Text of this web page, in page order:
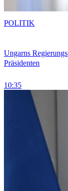
Ungarns
Präsidenten
10:35
POLITIK